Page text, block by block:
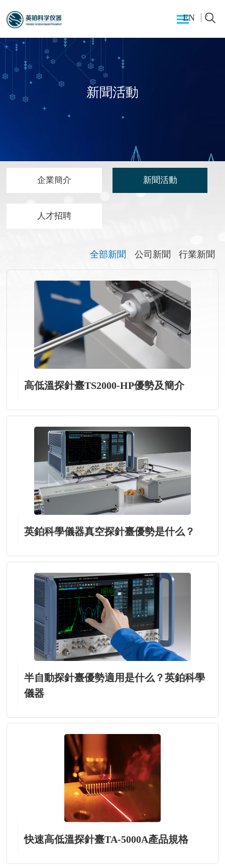
EN
新聞活動
企業簡介 新聞活動
人才招聘
全部新聞 公司新聞 行業新聞
高低溫探針臺TS2000-HP優勢及簡介
英鉑科學儀器真空探針臺優勢是什么？
半自動探針臺優勢適用是什么？英鉑科學
儀器
快速高低溫探針臺TA-5000A產品規格